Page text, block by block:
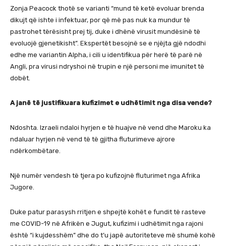
Zonja Peacock thotë se varianti “mund të ketë evoluar brenda
dikujt që ishte i infektuar, por që më pas nuk ka mundur të
pastrohet tërësisht prej tij, duke i dhënë virusit mundësinë të
evoluojë gjenetikisht”. Ekspertët besojnë se e njëjta gjë ndodhi
edhe me variantin Alpha, i cili u identifikua për herë të parë në
Angli, pra virusi ndryshoi në trupin e një personi me imunitet të
dobët.
A janë të justifikuara kufizimet e udhëtimit nga disa vende?
Ndoshta. Izraeli ndaloi hyrjen e të huajve në vend dhe Maroku ka
ndaluar hyrjen në vend të të gjitha fluturimeve ajrore
ndërkombëtare.
Një numër vendesh të tjera po kufizojnë fluturimet nga Afrika
Jugore.
Duke patur parasysh rritjen e shpejtë kohët e fundit të rasteve
me COVID-19 në Afrikën e Jugut, kufizimi i udhëtimit nga rajoni
është “i kujdesshëm” dhe do t’u japë autoriteteve më shumë kohë